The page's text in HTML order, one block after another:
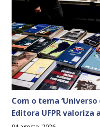
Com o tema ‘Universo
Editora UFPR